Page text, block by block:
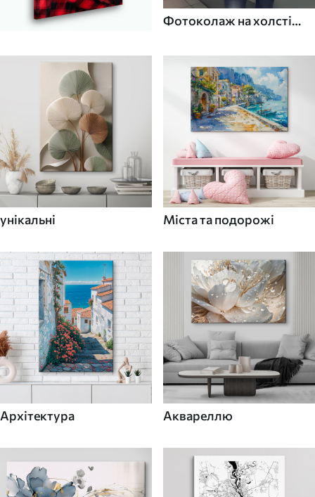
Фотоколаж на холсті
унікальні Міста та подорожі
Архітектура Аквареллю